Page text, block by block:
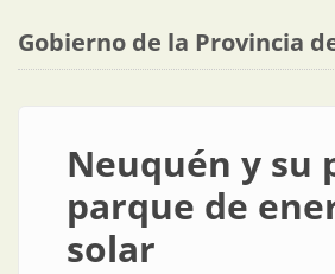
Gobierno de la Provincia
Neuquén y su
parque de
solar